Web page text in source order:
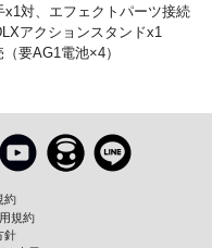
対、エフェクトパーツ接続
アクションスタンドx1
要AG1電池×4）
約
規約
針